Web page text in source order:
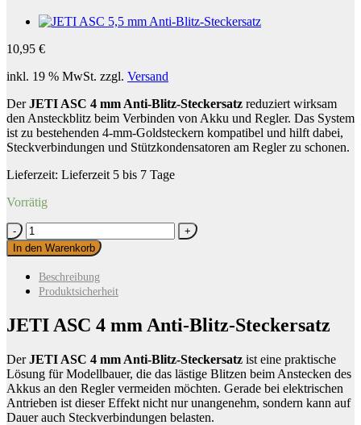
10,95 €
inkl. 19 % MwSt. zzgl. Versand
DerJETI ASC 4 mm Anti-Blitz-Steckersatz reduziert wirksam
den Ansteckblitz beim Verbinden von Akku und Regler. Das System
ist zu bestehenden 4-mm-Goldsteckern kompatibel und hilft dabei,
Steckverbindungen und Stützkondensatoren am Regler zu schonen.
Lieferzeit: Lieferzeit 5 bis 7 Tage
Vorrätig
JETI
ASC
4
mm
Anti-
Blitz-
Steckersatz
Menge
In den Warenkorb
Beschreibung
Produktsicherheit
JETI ASC 4 mm Anti-Blitz-Steckersatz
DerJETI ASC 4 mm Anti-Blitz-Steckersatz ist eine praktische
Lösung für Modellbauer, die das lästige Blitzen beim Anstecken des
Akkus an den Regler vermeiden möchten. Gerade bei elektrischen
Antrieben ist dieser Effekt nicht nur unangenehm, sondern kann auf
Dauer auch Steckverbindungen belasten.